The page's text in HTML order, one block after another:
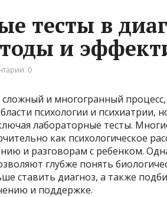
тесты в
и
0
и многогранный
психологии и психиатрии,
лабораторные тесты.
как психологическое
и разговорам с ребенком.
глубже понять
ставить диагноз, а также
и поддержке.